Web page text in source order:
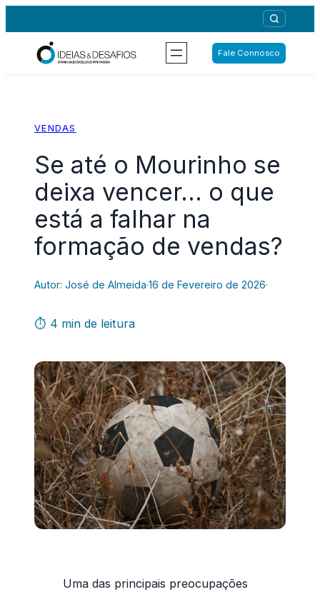
para
Fale Connosco
VENDAS
Se até o Mourinho se
deixa vencer… o que
está a falhar na
formação de vendas?
Autor: José de Almeida·16 de Fevereiro de 2026·
⏱ 4 min de leitura
Uma das principais preocupações